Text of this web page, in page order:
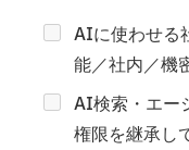
AIに使わせる
能／社内／機
AI検索・エー
権限を継承し